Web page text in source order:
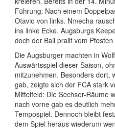
Führung: Nach einem
Otavio von links. Nmecha
ins linke Ecke. Augsburgs
doch der Ball prallt vom Pfosten
Die Augsburger machten in
Auswärtsspiel dieser Saison,
mitzunehmen. Besonders dort,
gab, zeigte sich der FCA stark
Mittelfeld: Die Sechser-Räume
nach vorne gab es deutlich
Tempospiel. Dennoch bleibt
dem Spiel heraus wiederum